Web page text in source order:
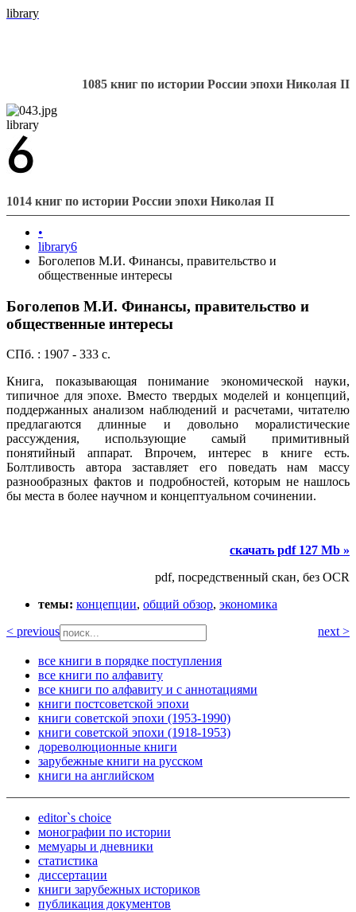
library
1085 книг по истории России эпохи Николая II
library
1014 книг по истории России эпохи Николая II
•
library6
Боголепов М.И. Финансы, правительство и
общественные интересы
Боголепов М.И. Финансы, правительство и
общественные интересы
СПб. : 1907 - 333 с.
Книга, показывающая понимание экономической науки,
типичное для эпохе. Вместо твердых моделей и концепций,
поддержанных анализом наблюдений и расчетами, читателю
предлагаются длинные и довольно моралистические
рассуждения, использующие самый примитивный
понятийный аппарат. Впрочем, интерес в книге есть.
Болтливость автора заставляет его поведать нам массу
разнообразных фактов и подробностей, которым не нашлось
бы места в более научном и концептуальном сочинении.
скачать pdf 127 Mb »
pdf, посредственный скан, без OCR
темы: концепции, общий обзор, экономика
< previous
next >
все книги в порядке поступления
все книги по алфавиту
все книги по алфавиту и с аннотациями
книги постсоветской эпохи
книги советской эпохи (1953-1990)
книги советской эпохи (1918-1953)
дореволюционные книги
зарубежные книги на русском
книги на английском
editor`s choice
монографии по истории
мемуары и дневники
статистика
диссертации
книги зарубежных историков
публикация документов